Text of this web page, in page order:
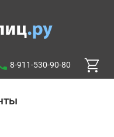
8-911-530-90-80